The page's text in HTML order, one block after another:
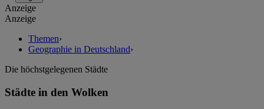
Anzeige
Anzeige
Themen›
Geographie in Deutschland›
Die höchstgelegenen Städte
Städte in den Wolken